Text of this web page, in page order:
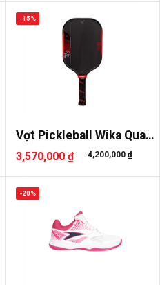
Vợt Pickleball Wika Quang
Dư..
3,570,000 ₫ 4,200,000 ₫
-15%
-20%